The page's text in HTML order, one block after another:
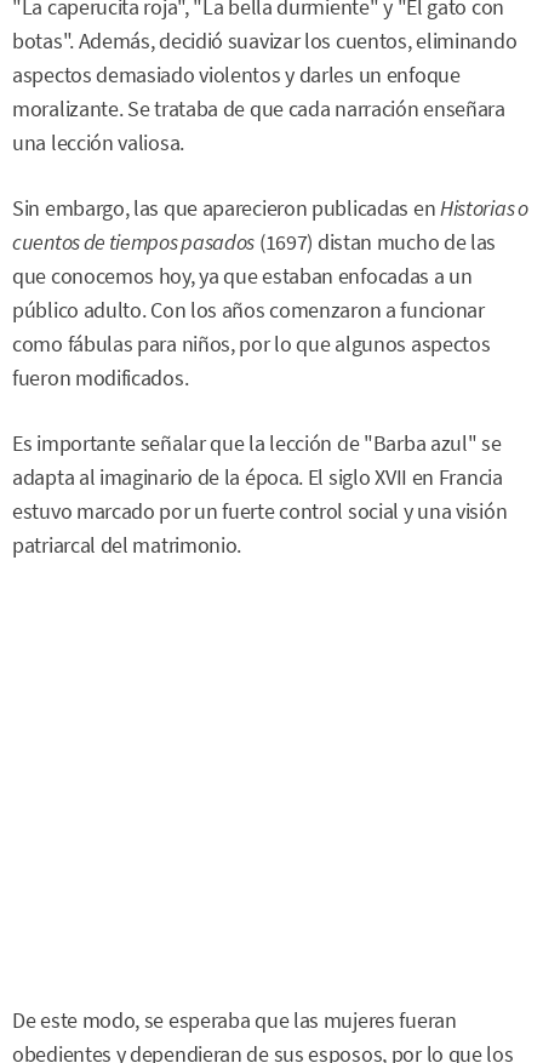
"La caperucita roja", "La bella durmiente" y "El gato con
botas". Además, decidió suavizar los cuentos, eliminando
aspectos demasiado violentos y darles un enfoque
moralizante. Se trataba de que cada narración enseñara
una lección valiosa.
Sin embargo, las que aparecieron publicadas enHistorias o
cuentos de tiempos pasados (1697) distan mucho de las
que conocemos hoy, ya que estaban enfocadas a un
público adulto. Con los años comenzaron a funcionar
como fábulas para niños, por lo que algunos aspectos
fueron modificados.
Es importante señalar que la lección de "Barba azul" se
adapta al imaginario de la época. El siglo XVII en Francia
estuvo marcado por un fuerte control social y una visión
patriarcal del matrimonio.
De este modo, se esperaba que las mujeres fueran
obedientes y dependieran de sus esposos, por lo que los